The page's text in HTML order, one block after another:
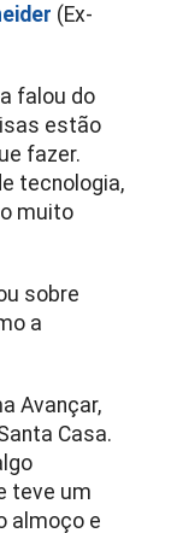
(Ex-
falou do
estão
fazer.
tecnologia,
muito
sobre
a
Avançar,
Casa.
teve um
almoço e